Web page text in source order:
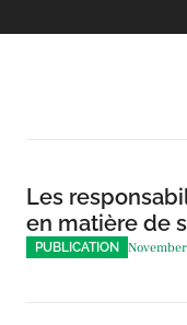
Les
en matière de
PUBLICATION